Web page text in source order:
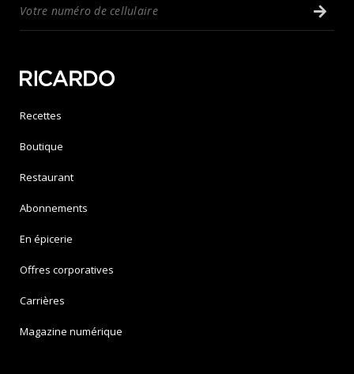
Recettes
Boutique
Restaurant
Abonnements
En épicerie
Offres corporatives
Carrières
Magazine numérique